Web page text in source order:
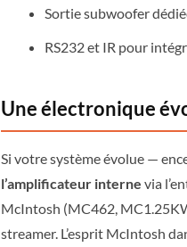
Sortie subwoofer
RS232 et IR pour
Une électronique
Si votre système évolue —
l’amplificateur interne via
McIntosh (MC462,
streamer. L’esprit McIntosh